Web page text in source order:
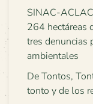
SINAC-
264 hectáreas
tres denuncias
ambientales
De Tontos,
tonto y de los